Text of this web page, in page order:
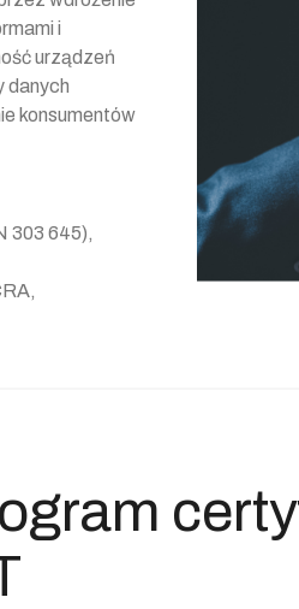
i
urządzeń
danych
konsumentów
303 645),